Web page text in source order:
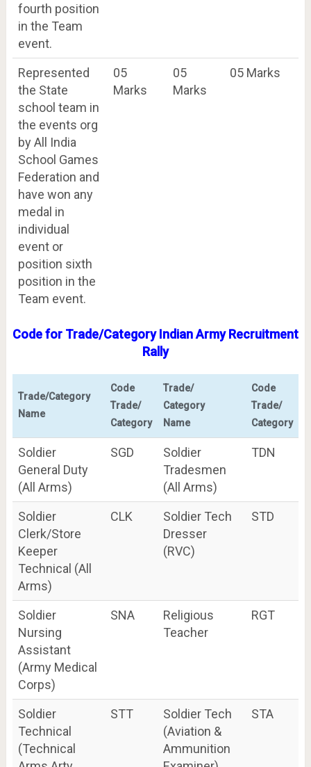
fourth position
in the Team
event.
Represented
the State
school team in
the events org
by All India
School Games
Federation and
have won any
medal in
individual
event or
position sixth
position in the
Team event.
05
Marks
05
Marks
05 Marks
Code for Trade/Category Indian Army Recruitment
Rally
Trade/Category
Name
Code
Trade/
Category
Trade/
Category
Name
Code
Trade/
Category
Soldier
General Duty
(All Arms)
SGD
Soldier
Tradesmen
(All Arms)
TDN
Soldier
Clerk/Store
Keeper
Technical (All
Arms)
CLK
Soldier Tech
Dresser
(RVC)
STD
Soldier
Nursing
Assistant
(Army Medical
Corps)
SNA
Religious
Teacher
RGT
Soldier
Technical
(Technical
STT
Soldier Tech
(Aviation &
Ammunition
STA